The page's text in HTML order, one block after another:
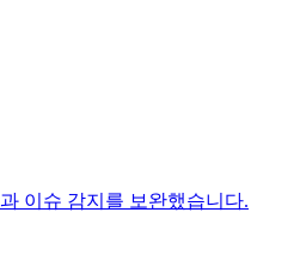
이슈 감지를 보완했습니다.